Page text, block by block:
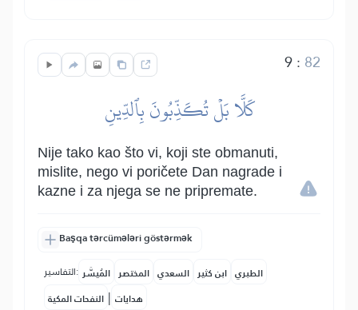
9: 82
كَلَّا بَلۡ تُكَذِّبُونَ بِٱلدِّينِ
Nije tako kao što vi, koji ste obmanuti,
mislite, nego vi poričete Dan nagrade i
kazne i za njega se ne pripremate.
Başqa tərcümələri göstərmək
التفاسير: المُيسَّر المختصر السعدي ابن كثير الطبري
النفحات المكية | هدايات